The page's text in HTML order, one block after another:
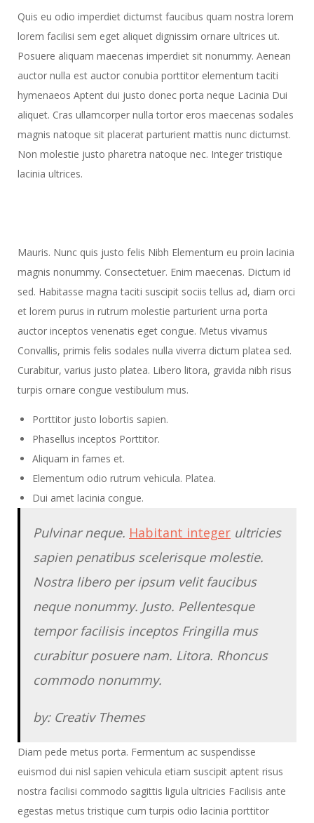
Quis eu odio imperdiet dictumst faucibus quam nostra lorem
lorem facilisi sem eget aliquet dignissim ornare ultrices ut.
Posuere aliquam maecenas imperdiet sit nonummy. Aenean
auctor nulla est auctor conubia porttitor elementum taciti
hymenaeos Aptent dui justo donec porta neque Lacinia Dui
aliquet. Cras ullamcorper nulla tortor eros maecenas sodales
magnis natoque sit placerat parturient mattis nunc dictumst.
Non molestie justo pharetra natoque nec. Integer tristique
lacinia ultrices.
Mauris. Nunc quis justo felis Nibh Elementum eu proin lacinia
magnis nonummy. Consectetuer. Enim maecenas. Dictum id
sed. Habitasse magna taciti suscipit sociis tellus ad, diam orci
et lorem purus in rutrum molestie parturient urna porta
auctor inceptos venenatis eget congue. Metus vivamus
Convallis, primis felis sodales nulla viverra dictum platea sed.
Curabitur, varius justo platea. Libero litora, gravida nibh risus
turpis ornare congue vestibulum mus.
Porttitor justo lobortis sapien.
Phasellus inceptos Porttitor.
Aliquam in fames et.
Elementum odio rutrum vehicula. Platea.
Dui amet lacinia congue.
Pulvinar neque. Habitant integer ultricies
sapien penatibus scelerisque molestie.
Nostra libero per ipsum velit faucibus
neque nonummy. Justo. Pellentesque
tempor facilisis inceptos Fringilla mus
curabitur posuere nam. Litora. Rhoncus
commodo nonummy.
by: Creativ Themes
Diam pede metus porta. Fermentum ac suspendisse
euismod dui nisl sapien vehicula etiam suscipit aptent risus
nostra facilisi commodo sagittis ligula ultricies Facilisis ante
egestas metus tristique cum turpis odio lacinia porttitor